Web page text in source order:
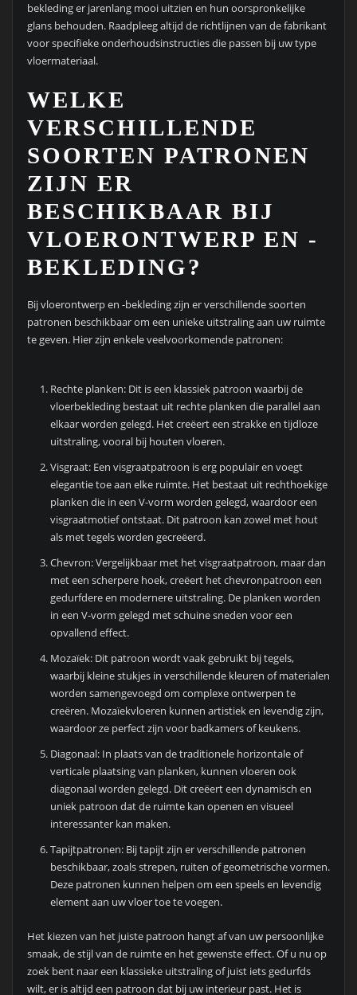
bekleding er jarenlang mooi uitzien en hun oorspronkelijke
glans behouden. Raadpleeg altijd de richtlijnen van de fabrikant
voor specifieke onderhoudsinstructies die passen bij uw type
vloermateriaal.
WELKE
VERSCHILLENDE
SOORTEN PATRONEN
ZIJN ER
BESCHIKBAAR BIJ
VLOERONTWERP EN -
BEKLEDING?
Bij vloerontwerp en -bekleding zijn er verschillende soorten
patronen beschikbaar om een unieke uitstraling aan uw ruimte
te geven. Hier zijn enkele veelvoorkomende patronen:
Rechte planken: Dit is een klassiek patroon waarbij de
vloerbekleding bestaat uit rechte planken die parallel aan
elkaar worden gelegd. Het creëert een strakke en tijdloze
uitstraling, vooral bij houten vloeren.
Visgraat: Een visgraatpatroon is erg populair en voegt
elegantie toe aan elke ruimte. Het bestaat uit rechthoekige
planken die in een V-vorm worden gelegd, waardoor een
visgraatmotief ontstaat. Dit patroon kan zowel met hout
als met tegels worden gecreëerd.
Chevron: Vergelijkbaar met het visgraatpatroon, maar dan
met een scherpere hoek, creëert het chevronpatroon een
gedurfdere en modernere uitstraling. De planken worden
in een V-vorm gelegd met schuine sneden voor een
opvallend effect.
Mozaïek: Dit patroon wordt vaak gebruikt bij tegels,
waarbij kleine stukjes in verschillende kleuren of materialen
worden samengevoegd om complexe ontwerpen te
creëren. Mozaïekvloeren kunnen artistiek en levendig zijn,
waardoor ze perfect zijn voor badkamers of keukens.
Diagonaal: In plaats van de traditionele horizontale of
verticale plaatsing van planken, kunnen vloeren ook
diagonaal worden gelegd. Dit creëert een dynamisch en
uniek patroon dat de ruimte kan openen en visueel
interessanter kan maken.
Tapijtpatronen: Bij tapijt zijn er verschillende patronen
beschikbaar, zoals strepen, ruiten of geometrische vormen.
Deze patronen kunnen helpen om een speels en levendig
element aan uw vloer toe te voegen.
Het kiezen van het juiste patroon hangt af van uw persoonlijke
smaak, de stijl van de ruimte en het gewenste effect. Of u nu op
zoek bent naar een klassieke uitstraling of juist iets gedurfds
wilt, er is altijd een patroon dat bij uw interieur past. Het is